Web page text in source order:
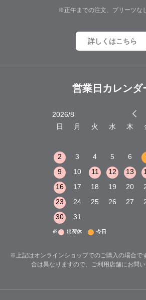
※正午までの注文、プリーツな
詳しくはこちら
営業日カレンダ
2026/8
日
月 火 水 木
2
3 4 5 6
9
10 11 12 13
16
17 18 19 20
23
24 25 26 27
30
31
※ 出荷休 今日
※上記はオンラインショップでのご購入の場合で
合は異なりますので、ご利用店舗にお問い